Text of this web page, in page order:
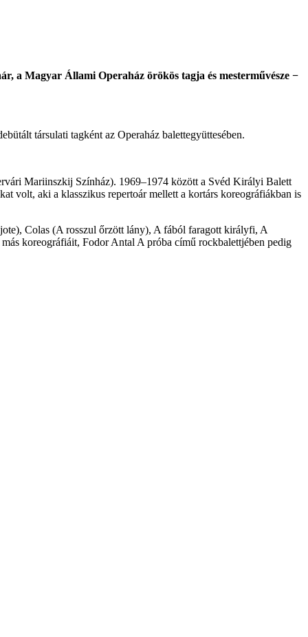
a Magyar Állami Operaház örökös tagja és mesterművésze −
társulati tagként az Operaház balettegyüttesében.
Mariinszkij Színház). 1969–1974 között a Svéd Királyi Balett
volt, aki a klasszikus repertoár mellett a kortárs koreográfiákban is
Colas (A rosszul őrzött lány), A fából faragott királyfi, A
koreográfiáit, Fodor Antal A próba című rockbalettjében pedig